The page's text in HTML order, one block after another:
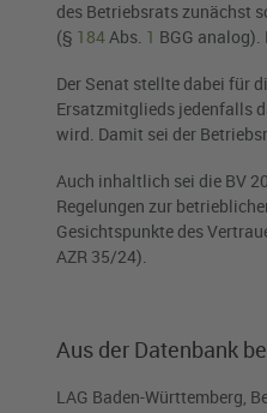
des Betriebsrats zunächst
(§ 184 Abs. 1 BGG
Der Senat stellte dabei für
Ersatzmitglieds jedenfalls
wird. Damit sei der
Auch inhaltlich sei die BV
Regelungen zur
Gesichtspunkte des
AZR 35/24).
Aus der Datenbank
LAG Baden-Württemberg,